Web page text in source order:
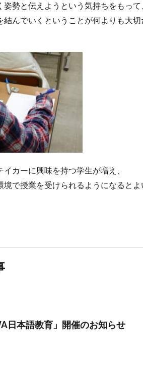
勢と伝えようという気持ちをもって
結んでいくということが何よりも大
カーに興味を持つ学生が増え、
で授業を受けられるようになるとよ
日本語教育」開催のお知らせ